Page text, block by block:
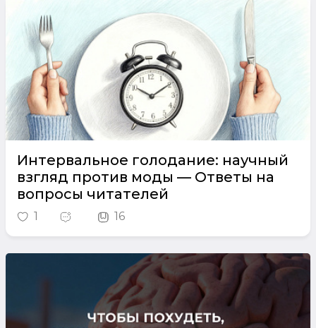
Интервальное голодание: научный
взгляд против моды — Ответы на
вопросы читателей
1 16